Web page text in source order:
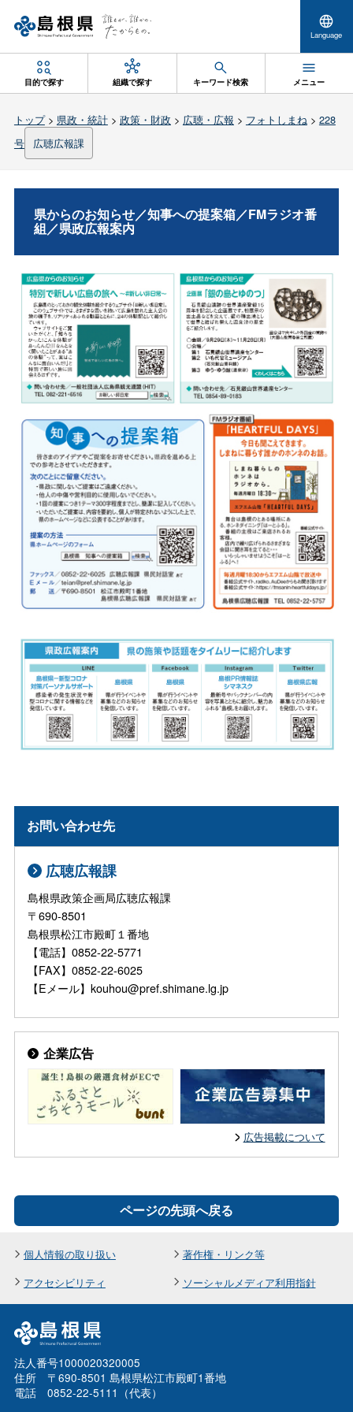
Language
目的で探す 組織で探す キーワード検索 メニュー
トップ> 県政・統計> 政策・財政 > 広聴・広報 > フォトしまね> 228
号
広聴広報課
県からのお知らせ／知事への提案箱／FMラジオ番
組／県政広報案内
お問い合わせ先
広聴広報課
島根県政策企画局広聴広報課
〒690-8501
島根県松江市殿町１番地
【電話】0852-22-5771
【FAX】0852-22-6025
【Eメール】kouhou@pref.shimane.lg.jp
企業広告
広告掲載について
ページの先頭へ戻る
個人情報の取り扱い
著作権・リンク等
アクセシビリティ
ソーシャルメディア利用指針
法人番号1000020320005
住所 〒690-8501 島根県松江市殿町1番地
電話 0852-22-5111（代表）